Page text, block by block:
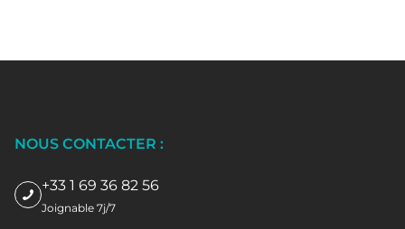
NOUS CONTACTER :
+33 1 69 36 82 56
Joignable 7j/7